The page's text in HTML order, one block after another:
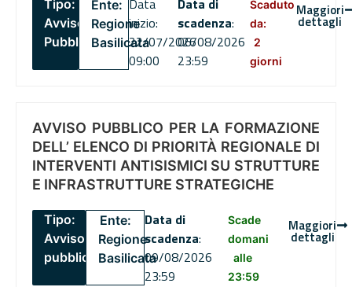
Tipo:
Avviso
Pubblico
Ente:
Regione
Basilicata
Data
inizio:
22/07/2026
09:00
Data di
scadenza:
06/08/2026
23:59
Scaduto
da:
2
giorni
Maggiori
dettagli
AVVISO PUBBLICO PER LA FORMAZIONE
DELL’ ELENCO DI PRIORITÀ REGIONALE DI
INTERVENTI ANTISISMICI SU STRUTTURE
E INFRASTRUTTURE STRATEGICHE
Tipo:
Avviso
pubblico
Ente:
Regione
Basilicata
Data di
scadenza:
09/08/2026
23:59
Scade
domani
alle
23:59
Maggiori
dettagli